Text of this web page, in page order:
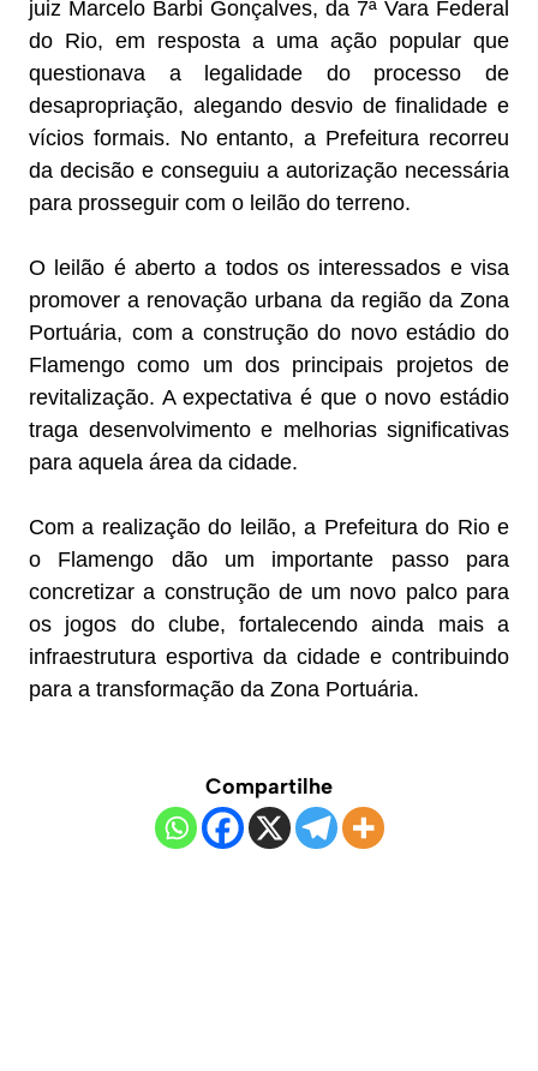
juiz Marcelo Barbi Gonçalves, da 7ª Vara Federal
do Rio, em resposta a uma ação popular que
questionava a legalidade do processo de
desapropriação, alegando desvio de finalidade e
vícios formais. No entanto, a Prefeitura recorreu
da decisão e conseguiu a autorização necessária
para prosseguir com o leilão do terreno.
O leilão é aberto a todos os interessados e visa
promover a renovação urbana da região da Zona
Portuária, com a construção do novo estádio do
Flamengo como um dos principais projetos de
revitalização. A expectativa é que o novo estádio
traga desenvolvimento e melhorias significativas
para aquela área da cidade.
Com a realização do leilão, a Prefeitura do Rio e
o Flamengo dão um importante passo para
concretizar a construção de um novo palco para
os jogos do clube, fortalecendo ainda mais a
infraestrutura esportiva da cidade e contribuindo
para a transformação da Zona Portuária.
Compartilhe